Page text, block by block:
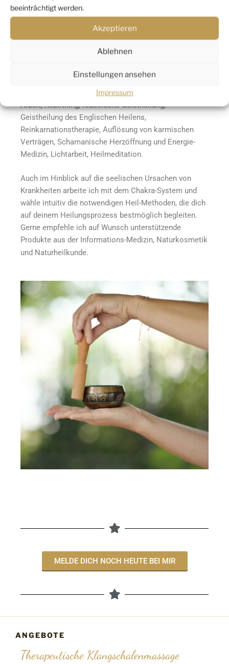
beeinträchtigt werden.
Akzeptieren
Ablehnen
Einstellungen ansehen
Impressum
Ausbildung / Heilbehandlungen
Matrix Healing Ausbildung – Traumauflösung aus
Energetischen Heilung, Quantenheilung im
Morphogenetischem Feld, Trauma-Arbeit, Innere Kind
Arbeit, Rebirthing, Klassische Geistheilung,
Geistheilung des Englischen Heilens,
Reinkarnationstherapie, Auflösung von karmischen
Verträgen, Schamanische Herzöffnung und Energie-
Medizin, Lichtarbeit, Heilmeditation.
Auch im Hinblick auf die seelischen Ursachen von
Krankheiten arbeite ich mit dem Chakra-System und
wähle intuitiv die notwendigen Heil-Methoden, die dich
auf deinem Heilungsprozess bestmöglich begleiten.
Gerne empfehle ich auf Wunsch unterstützende
Produkte aus der Informations-Medizin, Naturkosmetik
und Naturheilkunde.
MELDE DICH NOCH HEUTE BEI MIR
ANGEBOTE
Therapeutische Klangschalenmassage